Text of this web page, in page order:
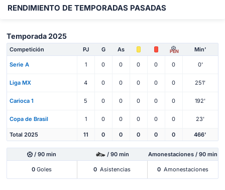
RENDIMIENTO DE TEMPORADAS PASADAS
Temporada 2025
Competición PJ G As PEN Min'
Serie A 1 0 0 0 0 0 0'
Liga MX 4 0 0 0 0 0 251'
Carioca 1 5 0 0 0 0 0 192'
Copa de Brasil 1 0 0 0 0 0 23'
Total 2025 11 0 0 0 0 0 466'
/ 90 min / 90 min Amonestaciones / 90 min
0 Goles 0 Asistencias 0 Amonestaciones